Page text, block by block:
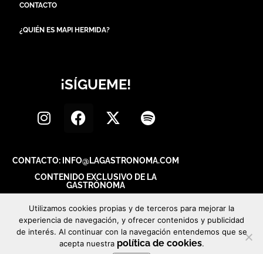
CONTACTO
¿QUIÉN ES MAPI HERMIDA?
¡SÍGUEME!
CONTACTO: INFO@LAGASTRONOMA.COM
CONTENIDO EXCLUSIVO DE LA
GASTRÓNOMA
Utilizamos cookies propias y de terceros para mejorar la
experiencia de navegación, y ofrecer contenidos y publicidad
de interés. Al continuar con la navegación entendemos que se
acepta nuestra política de cookies.